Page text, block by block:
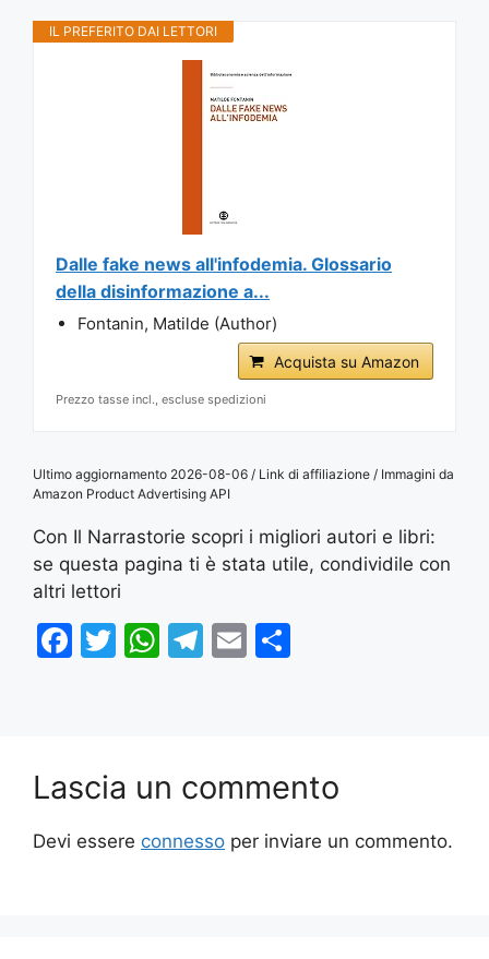
IL PREFERITO DAI LETTORI
Dalle fake news all'infodemia. Glossario
della disinformazione a...
Fontanin, Matilde (Author)
Acquista su Amazon
Prezzo tasse incl., escluse spedizioni
Ultimo aggiornamento 2026-08-06 / Link di affiliazione / Immagini da
Amazon Product Advertising API
Con Il Narrastorie scopri i migliori autori e libri:
se questa pagina ti è stata utile, condividile con
altri lettori
F
b
o
o
T
W
A
p
T
a
m
E
Lascia un commento
Devi essere connesso per inviare un commento.